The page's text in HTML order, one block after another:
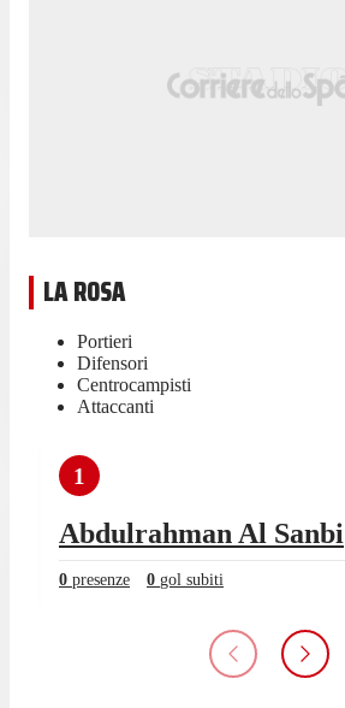
LA ROSA
Portieri
Difensori
Centrocampisti
Attaccanti
1
Abdulrahman Al Sanbi
0 presenze 0 gol subiti